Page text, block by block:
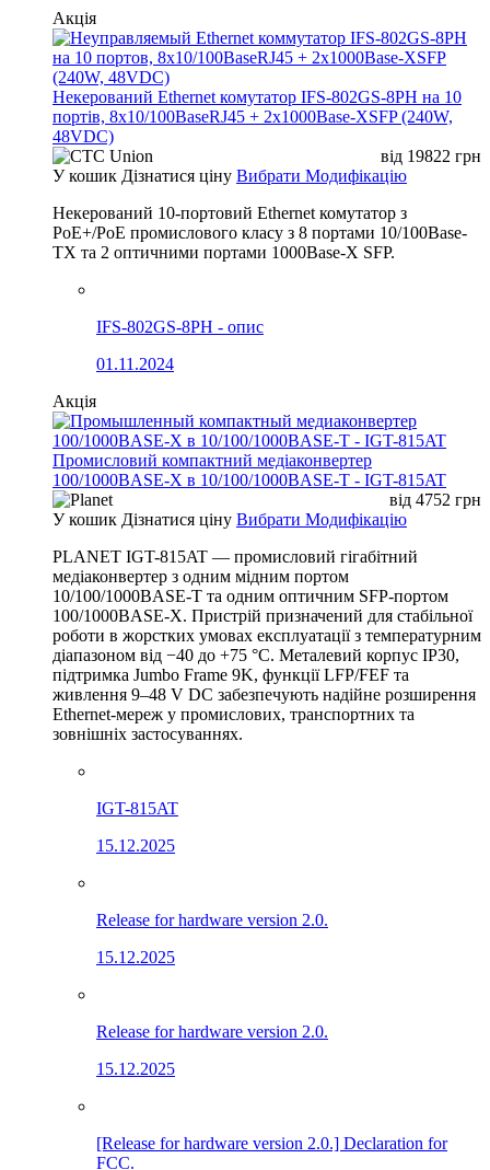
Акція
Некерований Ethernet комутатор IFS-802GS-8PH на 10
портів, 8x10/100BaseRJ45 + 2x1000Base-XSFP (240W,
48VDC)
від 19822 грн
У кошик Дізнатися ціну Вибрати Модифікацію
Некерований 10-портовий Ethernet комутатор з
PoE+/PoE промислового класу з 8 портами 10/100Base-
TX та 2 оптичними портами 1000Base-X SFP.
IFS-802GS-8PH - опис
01.11.2024
Акція
Промисловий компактний медіаконвертер
100/1000BASE-X в 10/100/1000BASE-T - IGT-815AT
від 4752 грн
У кошик Дізнатися ціну Вибрати Модифікацію
PLANET IGT-815AT — промисловий гігабітний
медіаконвертер з одним мідним портом
10/100/1000BASE-T та одним оптичним SFP-портом
100/1000BASE-X. Пристрій призначений для стабільної
роботи в жорстких умовах експлуатації з температурним
діапазоном від −40 до +75 °C. Металевий корпус IP30,
підтримка Jumbo Frame 9K, функції LFP/FEF та
живлення 9–48 V DC забезпечують надійне розширення
Ethernet-мереж у промислових, транспортних та
зовнішніх застосуваннях.
IGT-815AT
15.12.2025
Release for hardware version 2.0.
15.12.2025
Release for hardware version 2.0.
15.12.2025
[Release for hardware version 2.0.] Declaration for
FCC.